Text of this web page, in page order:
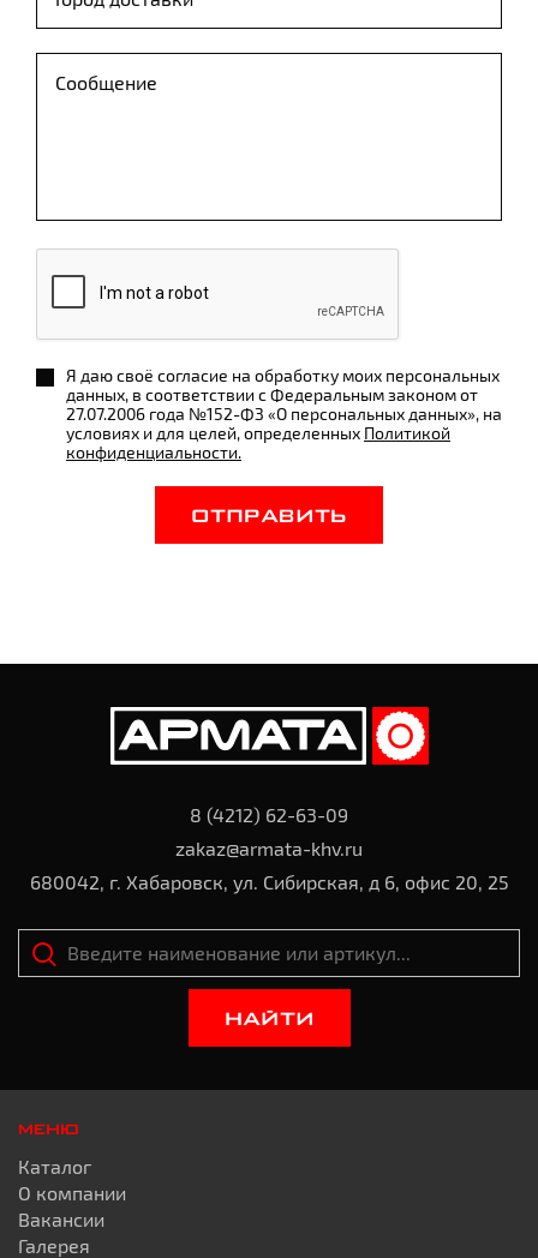
Я даю своё согласие на обработку моих персональных
данных, в соответствии с Федеральным законом от
27.07.2006 года №152-ФЗ «О персональных данных», на
условиях и для целей, определенных Политикой
конфиденциальности.
ОТПРАВИТЬ
8 (4212) 62-63-09
zakaz@armata-khv.ru
680042, г. Хабаровск, ул. Сибирская, д 6, офис 20, 25
НАЙТИ
МЕНЮ
Каталог
О компании
Вакансии
Галерея